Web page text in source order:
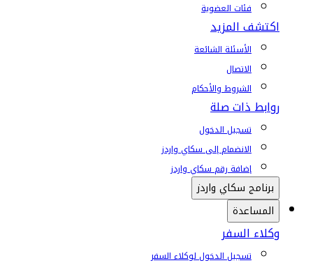
فئات العضوية
اكتشف المزيد
الأسئلة الشائعة
الاتصال
الشروط والأحكام
روابط ذات صلة
تسجيل الدخول
الانضمام إلى سكاي واردز
إضافة رقم سكاي واردز
برنامج سكاي واردز
المساعدة
وكلاء السفر
تسجيل الدخول لوكلاء السفر